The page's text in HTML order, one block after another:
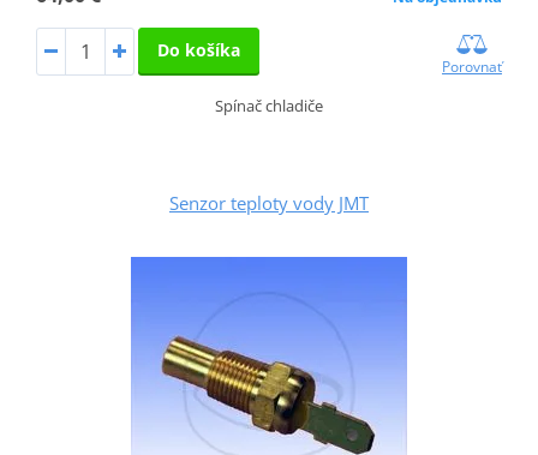
Do košíka
Porovnať
Spínač chladiče
Senzor teploty vody JMT